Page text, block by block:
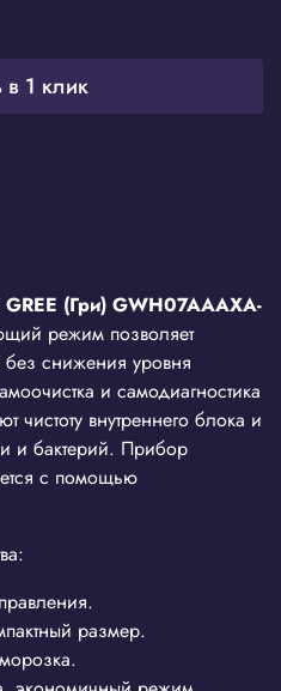
в 1 клик
GREE (Гри) GWH07AAAXA-
режим позволяет
без снижения уровня
и самодиагностика
внутреннего блока и
и бактерий. Прибор
с помощью
размер.